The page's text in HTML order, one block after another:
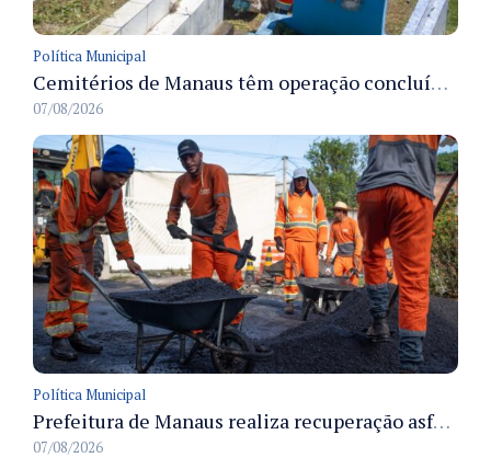
Política Municipal
Cemitérios de Manaus têm operação concluída e estrutura pronta para receber famílias no Dia dos Pais
07/08/2026
Política Municipal
Prefeitura de Manaus realiza recuperação asfáltica na rua Canário do Campo e amplia mobilidade na zona Norte
07/08/2026